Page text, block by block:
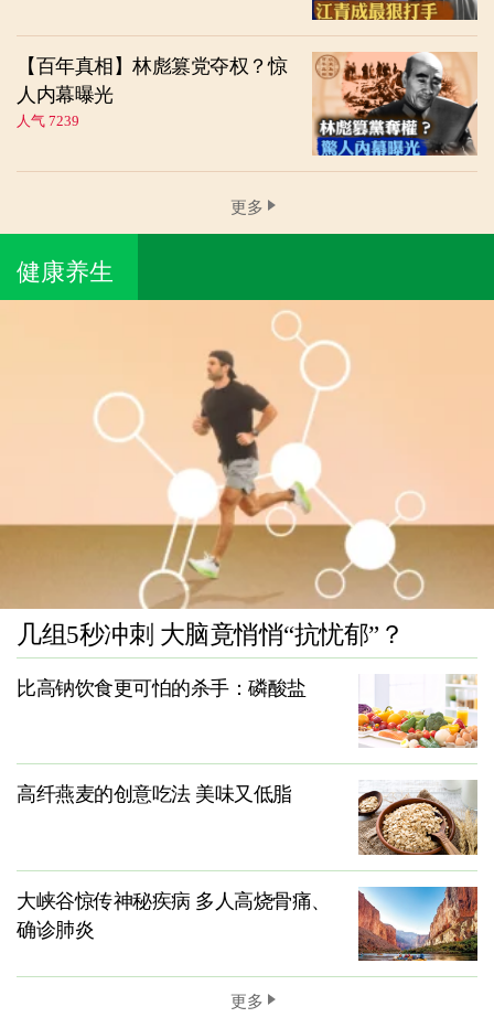
【百年真相】林彪篡党夺权？惊
人内幕曝光
人气 7239
更多
健康养生
几组5秒冲刺 大脑竟悄悄“抗忧郁”？
比高钠饮食更可怕的杀手：磷酸盐
高纤燕麦的创意吃法 美味又低脂
大峡谷惊传神秘疾病 多人高烧骨痛、
确诊肺炎
更多